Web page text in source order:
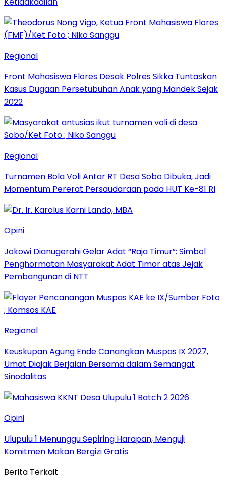
Regional
Front Mahasiswa Flores Desak Polres Sikka Tuntaskan
Kasus Dugaan Persetubuhan Anak yang Mandek Sejak
2022
Regional
Turnamen Bola Voli Antar RT Desa Sobo Dibuka, Jadi
Momentum Pererat Persaudaraan pada HUT Ke-81 RI
Opini
Jokowi Dianugerahi Gelar Adat “Raja Timur”: Simbol
Penghormatan Masyarakat Adat Timor atas Jejak
Pembangunan di NTT
Regional
Keuskupan Agung Ende Canangkan Muspas IX 2027,
Umat Diajak Berjalan Bersama dalam Semangat
Sinodalitas
Opini
Ulupulu 1 Menunggu Sepiring Harapan, Menguji
Komitmen Makan Bergizi Gratis
Berita Terkait